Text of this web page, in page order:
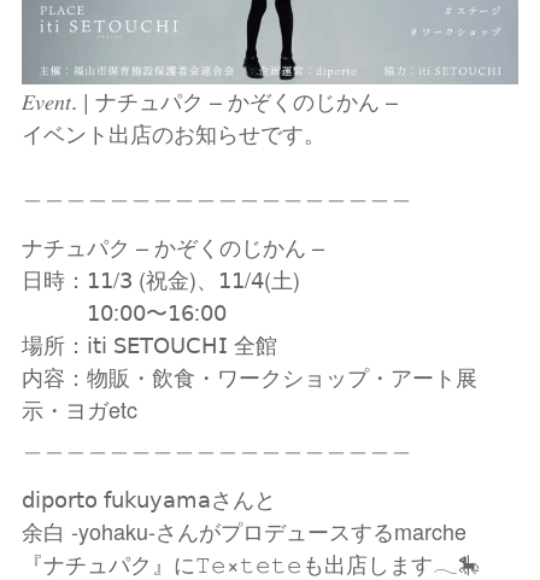
𝐸𝑣𝑒𝑛𝑡. | ナチュパク – かぞくのじかん –
イベント出店のお知らせです。
ナチュパク – かぞくのじかん –
日時：𝟣𝟣/𝟥 (祝金)、𝟣𝟣/𝟦(土)
𝟣𝟢:𝟢𝟢〜𝟣𝟨:𝟢𝟢
場所：𝗂𝗍𝗂 𝖲𝖤𝖳𝖮𝖴𝖢𝖧𝖨 全館
内容：物販・飲食・ワークショップ・アート展
示・ヨガetc
𝖽𝗂𝗉𝗈𝗋𝗍𝗈 𝖿𝗎𝗄𝗎𝗒𝖺𝗆𝖺さんと
余白 -yohaku-さんがプロデュースするmarche
『ナチュパク』に𝚃𝚎×𝚝𝚎𝚝𝚎も出店します𓂃🎠